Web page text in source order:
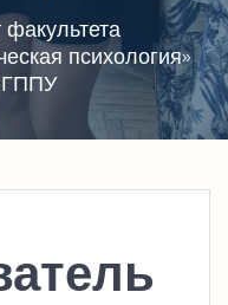
психология»